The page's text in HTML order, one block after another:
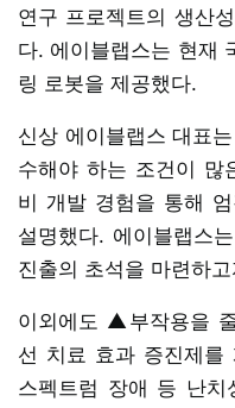
연구 프로젝트의 생산
다. 에이블랩스는 현재
링 로봇을 제공했다.
신상 에이블랩스 대표
수해야 하는 조건이 많
비 개발 경험을 통해
설명했다. 에이블랩스
진출의 초석을 마련하
이외에도 ▲부작용을
선 치료 효과 증진제
스펙트럼 장애 등 난